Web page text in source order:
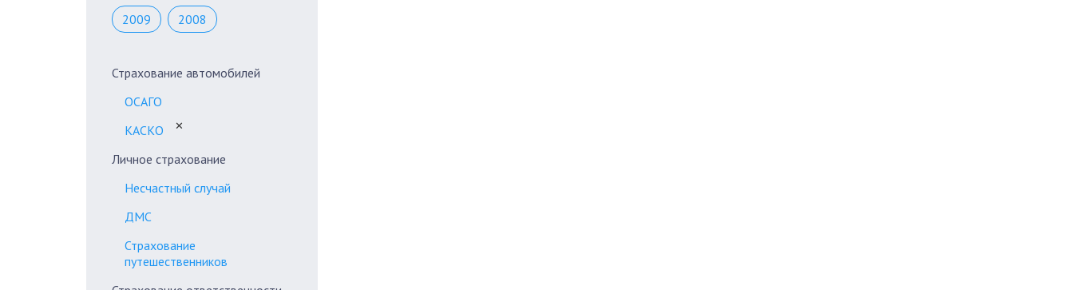
2009 2008
Страхование автомобилей
ОСАГО
КАСКО
✕
Личное страхование
Несчастный случай
ДМС
Страхование
путешественников